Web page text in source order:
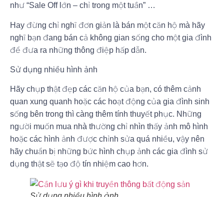
như “Sale Off lớn – chỉ trong một tuần” …
Hay đừng chỉ nghĩ đơn giản là bán một căn hộ mà hãy
nghĩ bạn đang bán cả không gian sống cho một gia đình
để đưa ra những thông điệp hấp dẫn.
Sử dụng nhiều hình ảnh
Hãy chụp thật đẹp các căn hộ của bạn, có thêm cảnh
quan xung quanh hoặc các hoạt động của gia đình sinh
sống bên trong thì càng thêm tính thuyết phục. Những
người muốn mua nhà thường chỉ nhìn thấy ảnh mô hình
hoặc các hình ảnh được chỉnh sửa quá nhiều, vậy nên
hãy chuẩn bị những bức hình chụp ảnh các gia đình sử
dụng thật sẽ tạo độ tín nhiệm cao hơn.